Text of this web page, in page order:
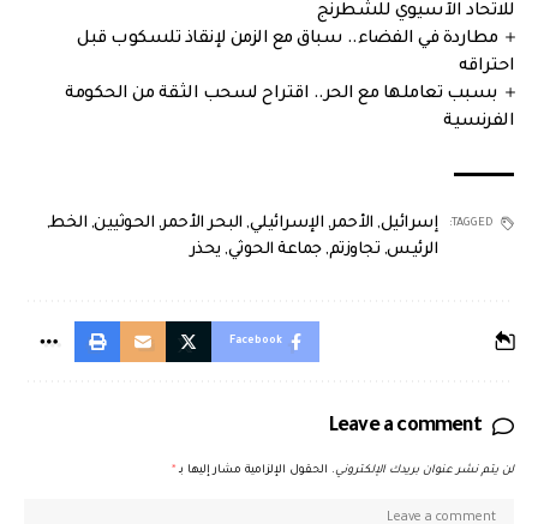
للاتحاد الآسيوي للشطرنج
مطاردة في الفضاء.. سباق مع الزمن لإنقاذ تلسكوب قبل
احتراقه
بسبب تعاملها مع الحر.. اقتراح لسحب الثقة من الحكومة
الفرنسية
TAGGED: إسرائيل, الأحمر, الإسرائيلي, البحر الأحمر, الحوثيين, الخط,
الرئيس, تجاوزتم,جماعة الحوثي, يحذر
Facebook
Leave a comment
لن يتم نشر عنوان بريدك الإلكتروني. الحقول الإلزامية مشار إليها بـ *